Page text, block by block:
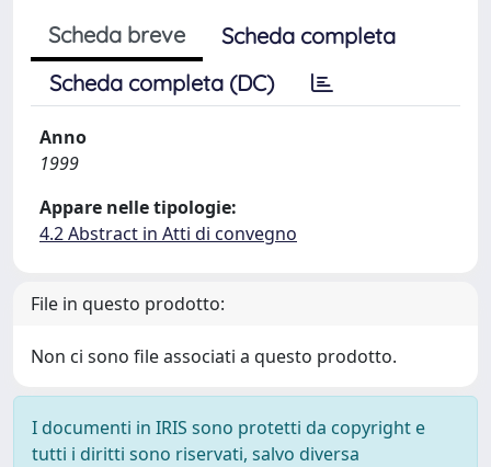
Scheda breve
Scheda completa
Scheda completa (DC)
Anno
1999
Appare nelle tipologie:
4.2 Abstract in Atti di convegno
File in questo prodotto:
Non ci sono file associati a questo prodotto.
I documenti in IRIS sono protetti da copyright e
tutti i diritti sono riservati, salvo diversa